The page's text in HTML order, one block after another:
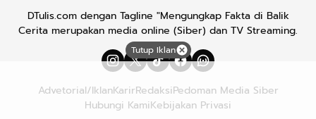
Tutup Iklan
DTulis.com dengan Tagline "Mengungkap Fakta di Balik
Cerita merupakan media online (Siber) dan TV Streaming.
Advetorial/IklanKarirRedaksiPedoman Media Siber
Hubungi KamiKebijakan Privasi